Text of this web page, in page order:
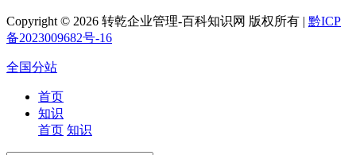
Copyright © 2026 转乾企业管理-百科知识网 版权所有 | 黔ICP
备2023009682号-16
全国分站
首页
知识
首页 知识